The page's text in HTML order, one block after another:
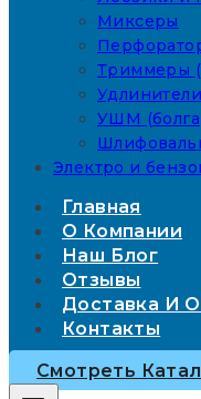
Миксеры
Триммеры
УШМ
Электро и
Главная
О Компании
Наш Блог
Отзывы
Доставка И
Контакты
Смотреть